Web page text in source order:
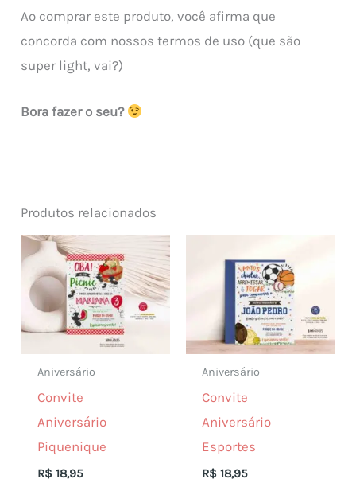
Ao comprar este produto, você afirma que
concorda com nossos termos de uso (que são
super light, vai?)
Bora fazer o seu?
Produtos relacionados
Aniversário
Convite
Aniversário
Piquenique
R$18,95
Aniversário
Convite
Aniversário
Esportes
R$ 18,95